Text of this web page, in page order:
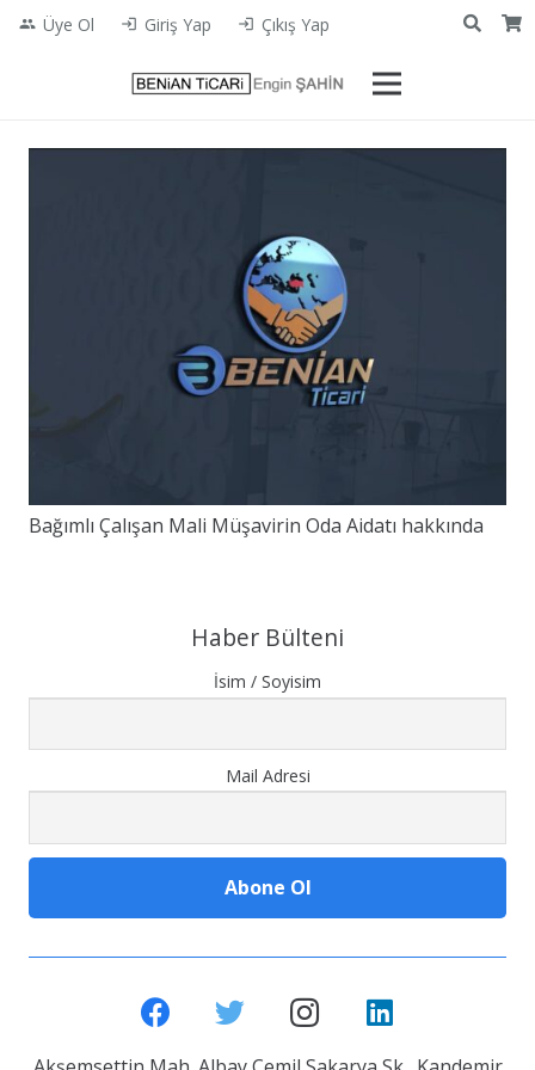
people Üye Ol login Giriş Yap login Çıkış Yap
Bağımlı Çalışan Mali Müşavirin Oda Aidatı hakkında
Haber Bülteni
İsim / Soyisim
Mail Adresi